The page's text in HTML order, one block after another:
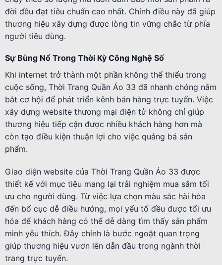
đời đều đạt tiêu chuẩn cao nhất. Chính điều này đã giúp
thương hiệu xây dựng được lòng tin vững chắc từ phía
người tiêu dùng.
Sự Bùng Nổ Trong Thời Kỳ Công Nghệ Số
Khi internet trở thành một phần không thể thiếu trong
cuộc sống, Thời Trang Quần Áo 33 đã nhanh chóng nắm
bắt cơ hội để phát triển kênh bán hàng trực tuyến. Việc
xây dựng website thương mại điện tử không chỉ giúp
thương hiệu tiếp cận được nhiều khách hàng hơn mà
còn tạo điều kiện thuận lợi cho việc quảng bá sản
phẩm.
Giao diện website của Thời Trang Quần Áo 33 được
thiết kế với mục tiêu mang lại trải nghiệm mua sắm tối
ưu cho người dùng. Từ việc lựa chọn màu sắc hài hòa
đến bố cục dễ điều hướng, mọi yếu tố đều được tối ưu
hóa để khách hàng có thể dễ dàng tìm thấy sản phẩm
mình yêu thích. Đây chính là bước ngoặt quan trọng
giúp thương hiệu vươn lên dẫn đầu trong ngành thời
trang trực tuyến.